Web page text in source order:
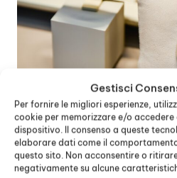
Gestisci
Per fornire le migliori esperienze,
cookie per memorizzare e/o
dispositivo. Il consenso a queste
elaborare dati come il
questo sito. Non acconsentire o
negativamente su alcune
Acquisto Rolex
Melchiorre Gioia
Acquisto Rolex